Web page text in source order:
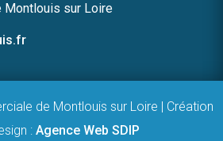
Montlouis sur Loire
de Montlouis sur Loire | Création
: Agence Web SDIP